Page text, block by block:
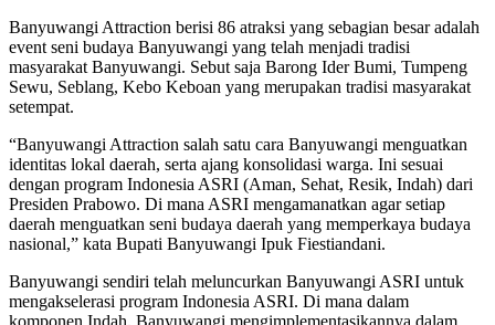
Banyuwangi Attraction berisi 86 atraksi yang sebagian besar adalah
event seni budaya Banyuwangi yang telah menjadi tradisi
masyarakat Banyuwangi. Sebut saja Barong Ider Bumi, Tumpeng
Sewu, Seblang, Kebo Keboan yang merupakan tradisi masyarakat
setempat.
“Banyuwangi Attraction salah satu cara Banyuwangi menguatkan
identitas lokal daerah, serta ajang konsolidasi warga. Ini sesuai
dengan program Indonesia ASRI (Aman, Sehat, Resik, Indah) dari
Presiden Prabowo. Di mana ASRI mengamanatkan agar setiap
daerah menguatkan seni budaya daerah yang memperkaya budaya
nasional,” kata Bupati Banyuwangi Ipuk Fiestiandani.
Banyuwangi sendiri telah meluncurkan Banyuwangi ASRI untuk
mengakselerasi program Indonesia ASRI. Di mana dalam
komponen Indah, Banyuwangi mengimplementasikannya dalam